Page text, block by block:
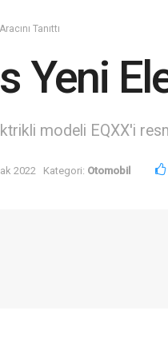
Tanıttı
Yeni
modeli EQXX'i
2022 Kategori: Otomobil